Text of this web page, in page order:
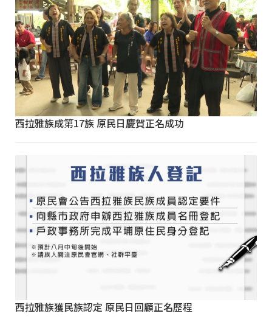
西拉雅族成第17族 原民日慶賀正名成功
西拉雅族獲民族認定 原民日回顧正名歷程